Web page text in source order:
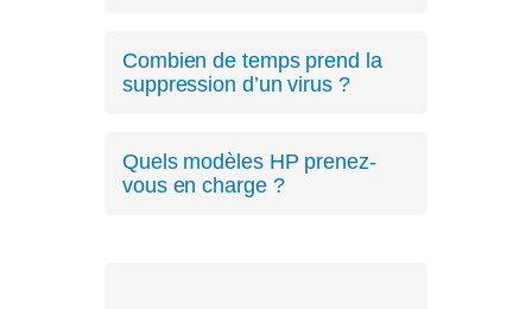
gravité de l’attaque.
Combien de temps prend la
suppression d’un virus ?
acceptation du devis.
Quels modèles HP prenez-
vous en charge ?